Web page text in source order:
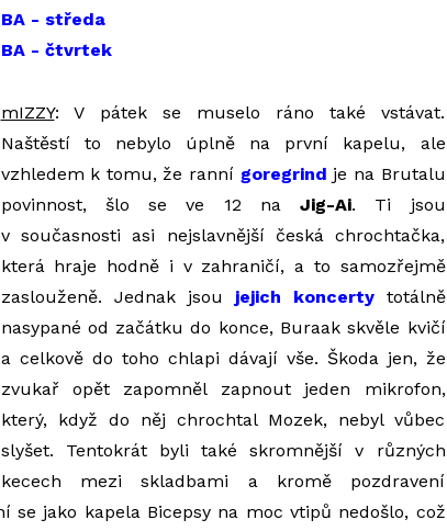
BA - středa
BA - čtvrtek
mIZZY: V pátek se muselo ráno také vstávat.
Naštěstí to nebylo úplně na první kapelu, ale
vzhledem k tomu, že ranní goregrind je na Brutalu
povinnost, šlo se ve 12 na Jig-Ai. Ti jsou
v současnosti asi nejslavnější česká chrochtačka,
která hraje hodně i v zahraničí, a to samozřejmě
zaslouženě. Jednak jsou jejich koncertytotálně
nasypané od začátku do konce, Buraak skvěle kvičí
a celkově do toho chlapi dávají vše. Škoda jen, že
zvukař opět zapomněl zapnout jeden mikrofon,
který, když do něj chrochtal Mozek, nebyl vůbec
slyšet. Tentokrát byli také skromnější v různých
kecech mezi skladbami a kromě pozdravení
se jako kapela Bicepsy na moc vtipů nedošlo, což